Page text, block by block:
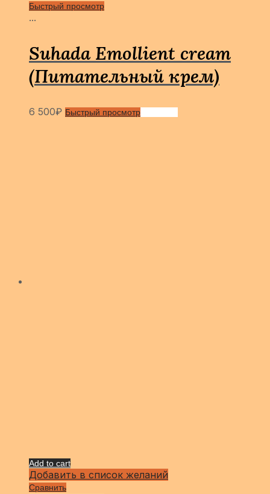
Быстрый просмотр
...
Suhada Emollient cream
(Питательный крем)
6 500₽ Быстрый просмотр
Add to cart
Добавить в список желаний
Сравнить